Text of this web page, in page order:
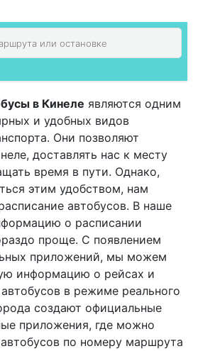
в Кинеле являются одним
и удобных видов
Они позволяют
доставлять нас к месту
время в пути. Однако,
этим удобством, нам
автобусов. В наше
о расписании
проще. С появлением
приложений, мы можем
информацию о рейсах и
в режиме реального
создают официальные
приложения, где можно
по номеру маршрута